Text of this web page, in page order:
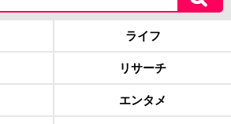
ライフ
リサーチ
エンタメ